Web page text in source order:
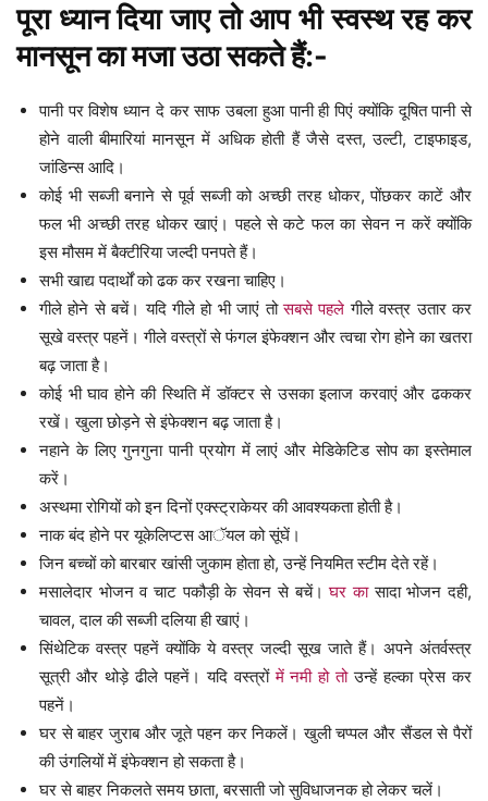
पूरा ध्यान दिया जाए तो आप भी स्वस्थ रह कर
मानसून का मजा उठा सकते हैं:-
पानी पर विशेष ध्यान दे कर साफ उबला हुआ पानी ही पिएं क्योंकि दूषित पानी से
होने वाली बीमारियां मानसून में अधिक होती हैं जैसे दस्त, उल्टी, टाइफाइड,
जांडिन्स आदि।
कोई भी सब्जी बनाने से पूर्व सब्जी को अच्छी तरह धोकर, पोंछकर काटें और
फल भी अच्छी तरह धोकर खाएं। पहले से कटे फल का सेवन न करें क्योंकि
इस मौसम में बैक्टीरिया जल्दी पनपते हैं।
सभी खाद्य पदार्थों को ढक कर रखना चाहिए।
गीले होने से बचें। यदि गीले हो भी जाएं तोसबसे पहले गीले वस्त्र उतार कर
सूखे वस्त्र पहनें। गीले वस्त्रों से फंगल इंफेक्शन और त्वचा रोग होने का खतरा
बढ़ जाता है।
कोई भी घाव होने की स्थिति में डॉक्टर से उसका इलाज करवाएं और ढककर
रखें। खुला छोड़ने से इंफेक्शन बढ़ जाता है।
नहाने के लिए गुनगुना पानी प्रयोग में लाएं और मेडिकेटिड सोप का इस्तेमाल
करें।
अस्थमा रोगियों को इन दिनों एक्स्ट्राकेयर की आवश्यकता होती है।
नाक बंद होने पर यूकेलिप्टस आॅयल को सूंघें।
जिन बच्चों को बारबार खांसी जुकाम होता हो, उन्हें नियमित स्टीम देते रहें।
मसालेदार भोजन व चाट पकौड़ी के सेवन से बचें।घर कासादा भोजन दही,
चावल, दाल की सब्जी दलिया ही खाएं।
सिंथेटिक वस्त्र पहनें क्योंकि ये वस्त्र जल्दी सूख जाते हैं। अपने अंतर्वस्त्र
सूत्री और थोड़े ढीले पहनें। यदि वस्त्रोंमें नमी हो तोउन्हें हल्का प्रेस कर
पहनें।
घर से बाहर जुराब और जूते पहन कर निकलें। खुली चप्पल और सैंडल से पैरों
की उंगलियों में इंफेक्शन हो सकता है।
घर से बाहर निकलते समय छाता, बरसाती जो सुविधाजनक हो लेकर चलें।